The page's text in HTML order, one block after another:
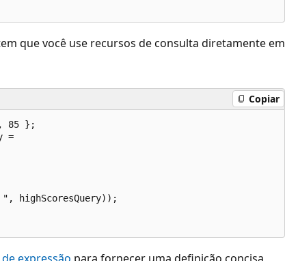
que você use recursos de consulta diretamente em
Copiar
85 };
=
highScoresQuery));
expressão para fornecer uma definição concisa